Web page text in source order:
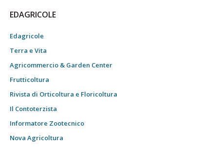
EDAGRICOLE
Edagricole
Terra e Vita
Agricommercio & Garden Center
Frutticoltura
Rivista di Orticoltura e Floricoltura
Il Contoterzista
Informatore Zootecnico
Nova Agricoltura